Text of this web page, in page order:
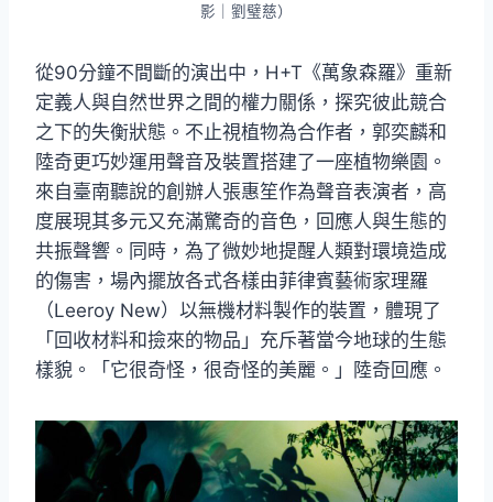
影｜劉璧慈）
從90分鐘不間斷的演出中，H+T《萬象森羅》重新
定義人與自然世界之間的權力關係，探究彼此競合
之下的失衡狀態。不止視植物為合作者，郭奕麟和
陸奇更巧妙運用聲音及裝置搭建了一座植物樂園。
來自臺南聽說的創辦人張惠笙作為聲音表演者，高
度展現其多元又充滿驚奇的音色，回應人與生態的
共振聲響。同時，為了微妙地提醒人類對環境造成
的傷害，場內擺放各式各樣由菲律賓藝術家理羅
（Leeroy New）以無機材料製作的裝置，體現了
「回收材料和撿來的物品」充斥著當今地球的生態
樣貌。「它很奇怪，很奇怪的美麗。」陸奇回應。